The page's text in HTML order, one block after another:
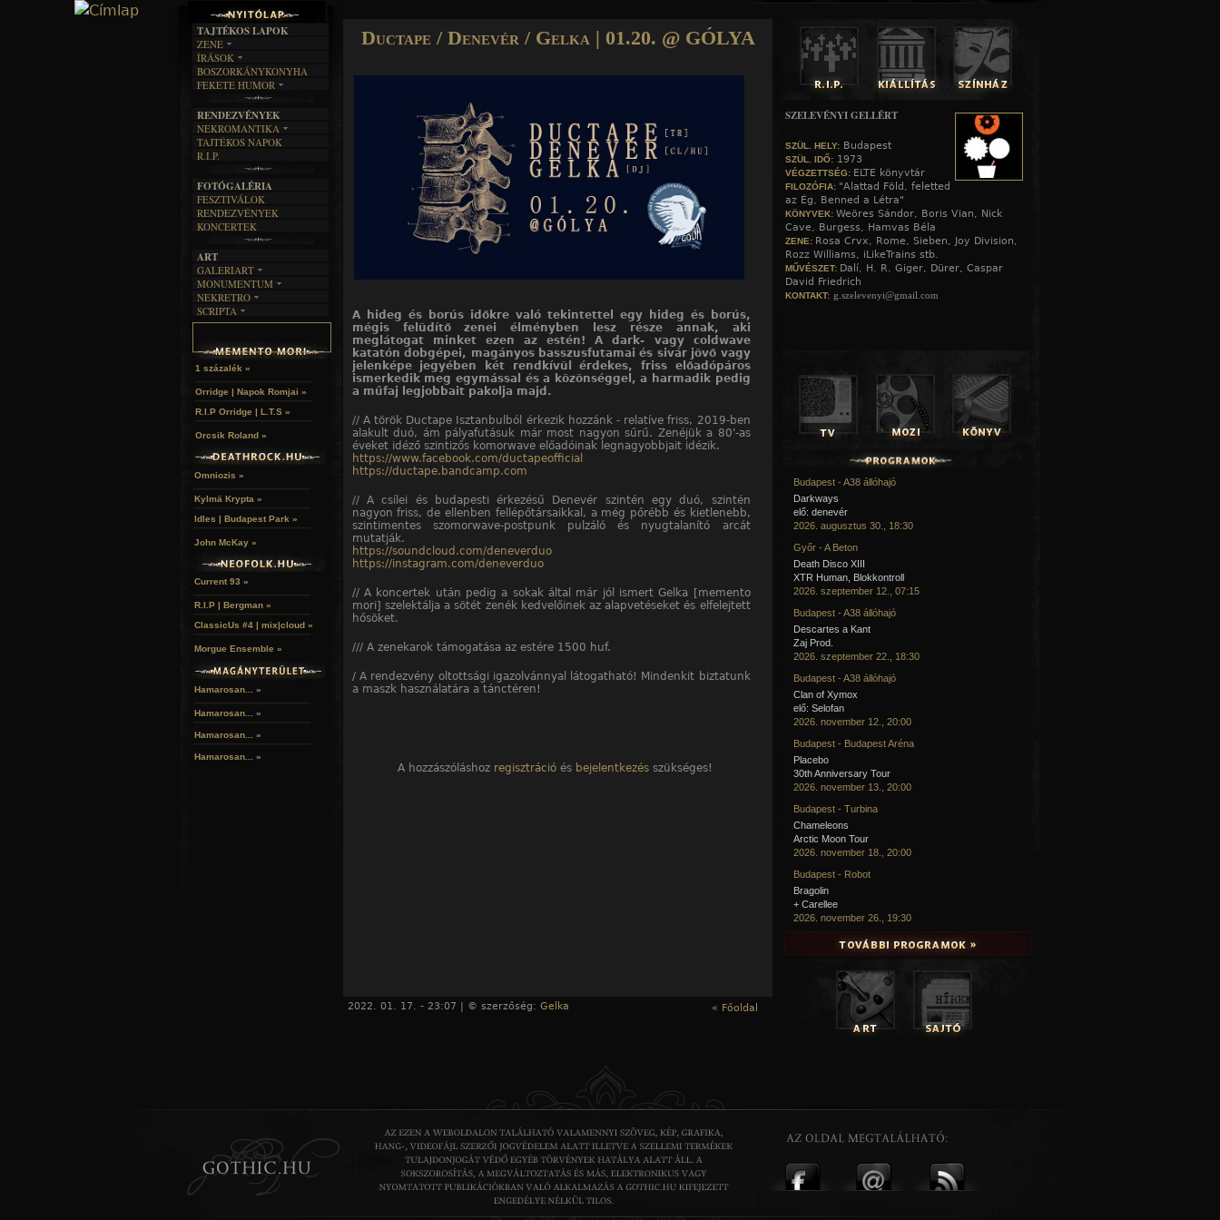
Ductape / Denevér / Gelka | 01.20. @ GÓLYA
A hideg és borús időkre való tekintettel egy hideg és borús,
mégis felüdítő zenei élményben lesz része annak, aki
meglátogat minket ezen az estén! A dark- vagy coldwave
katatón dobgépei, magányos basszusfutamai és sivár jövő vagy
jelenképe jegyében két rendkívül érdekes, friss előadópáros
ismerkedik meg egymással és a közönséggel, a harmadik pedig
a műfaj legjobbait pakolja majd.
// A török Ductape Isztanbulból érkezik hozzánk - relatíve friss, 2019-ben
alakult duó, ám pályafutásuk már most nagyon sűrű. Zenéjük a 80'-as
éveket idéző szintizős komorwave előadóinak legnagyobbjait idézik.
https://www.facebook.com/ductapeofficial
https://ductape.bandcamp.com
// A csílei és budapesti érkezésű Denevér szintén egy duó, szintén
nagyon friss, de ellenben fellépőtársaikkal, a még pőrébb és kietlenebb,
szintimentes szomorwave-postpunk pulzáló és nyugtalanító arcát
mutatják.
https://soundcloud.com/deneverduo
https://instagram.com/deneverduo
// A koncertek után pedig a sokak által már jól ismert Gelka [memento
mori] szelektálja a sötét zenék kedvelőinek az alapvetéseket és elfelejtett
hősöket.
/// A zenekarok támogatása az estére 1500 huf.
/ A rendezvény oltottsági igazolvánnyal látogatható! Mindenkit biztatunk
a maszk használatára a tánctéren!
A hozzászóláshoz regisztrációés bejelentkezésszükséges!
2022. 01. 17. - 23:07 | © szerzőség: Gelka « Főoldal
TAJTÉKOS LAPOK
ZENE
EGYÜTTESEK
INTERJÚK
FORDÍTÁSOK
DALSZÖVEGEK
ÍRÁSOK
IRODALOM
FILM
MŰVÉSZET
ÍRÁSTÖRTÉNET
BOSZORKÁNYKONYHA
FEKETE HUMOR
SZÖVEGES
RENDEZVÉNYEK
NEKROMANTIKA
AKTUÁLIS
A MÚLT
TAJTÉKOS NAPOK
R.I.P.
FOTÓGALÉRIA
FESZTIVÁLOK
RENDEZVÉNYEK
KONCERTEK
ART
GALERIART
ARTGALERI
KÉPREGÉNYEK
LAKÁSKULTS
MONUMENTUM
TEMETŐK
TEMPLOMOK
HELYEK
NEKRETRO
SZUBKULT
RELIKVIÁK
SCRIPTA
NOVELLÁK
HALÁLTÁNC
1 százalék »
Orridge | Napok Romjai »
R.I.P Orridge | L.T.S »
Orcsik Roland »
Omniozis »
Kylmä Krypta »
Idles | Budapest Park »
John McKay »
Current 93 »
R.I.P | Bergman »
ClassicUs #4 | mix|cloud »
Morgue Ensemble »
Hamarosan... »
Hamarosan... »
Hamarosan... »
Hamarosan... »
SZELEVÉNYI GELLÉRT
SZÜL. HELY: Budapest
SZÜL. IDŐ: 1973
VÉGZETTSÉG: ELTE könyvtár
FILOZÓFIA: "Alattad Föld, feletted
az Ég, Benned a Létra"
KÖNYVEK: Weöres Sándor, Boris Vian, Nick
Cave, Burgess, Hamvas Béla
ZENE: Rosa Crvx, Rome, Sieben, Joy Division,
Rozz Williams, iLikeTrains stb.
MŰVÉSZET: Dalí, H. R. Giger, Dürer, Caspar
David Friedrich
KONTAKT: g.szelevenyi@gmail.com
Budapest - A38 állóhajó
Darkways
elő: denevér
2026. augusztus 30., 18:30
Győr - A Beton
Death Disco XIII
XTR Human, Blokkontroll
2026. szeptember 12., 07:15
Budapest - A38 állóhajó
Descartes a Kant
Zaj Prod.
2026. szeptember 22., 18:30
Budapest - A38 állóhajó
Clan of Xymox
elő: Selofan
2026. november 12., 20:00
Budapest - Budapest Aréna
Placebo
30th Anniversary Tour
2026. november 13., 20:00
Budapest - Turbina
Chameleons
Arctic Moon Tour
2026. november 18., 20:00
Budapest - Robot
Bragolin
+ Carellee
2026. november 26., 19:30